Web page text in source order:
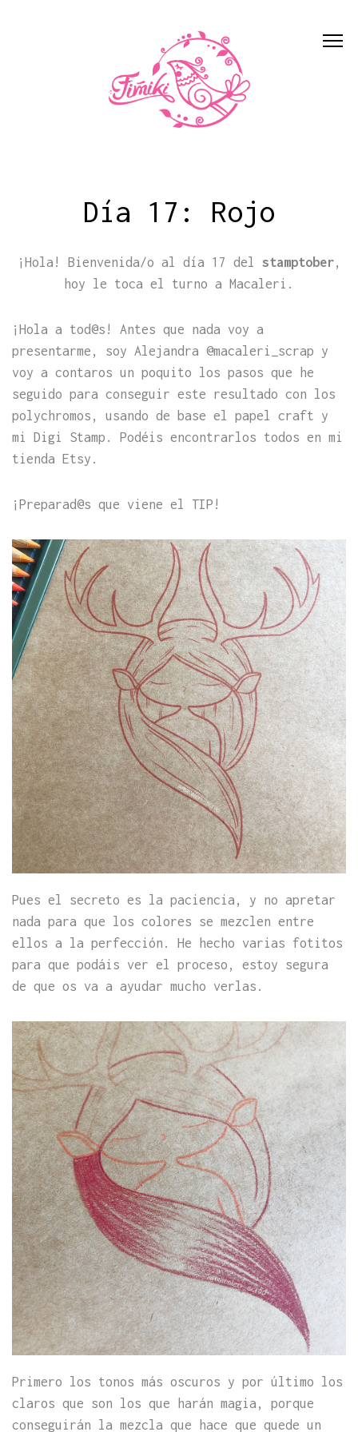
Día 17: Rojo
¡Hola! Bienvenida/o al día 17 del stamptober,
hoy le toca el turno a Macaleri.
¡Hola a tod@s! Antes que nada voy a
presentarme, soy Alejandra @macaleri_scrap y
voy a contaros un poquito los pasos que he
seguido para conseguir este resultado con los
polychromos, usando de base el papel craft y
mi Digi Stamp. Podéis encontrarlos todos en mi
tienda Etsy.
¡Preparad@s que viene el TIP!
Pues el secreto es la paciencia, y no apretar
nada para que los colores se mezclen entre
ellos a la perfección. He hecho varias fotitos
para que podáis ver el proceso, estoy segura
de que os va a ayudar mucho verlas.
Primero los tonos más oscuros y por último los
claros que son los que harán magia, porque
conseguirán la mezcla que hace que quede un